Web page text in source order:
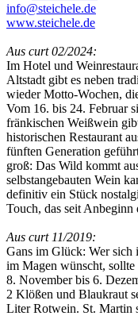
info@steichele.de
www.steichele.de
Aus curt 02/2024:
Im Hotel und
Altstadt gibt es neben
wieder Motto-Wochen,
Vom 16. bis 24. Februar
fränkischen Weißwein
historischen Restaurant
fünften Generation
groß: Das Wild kommt
selbstangebauten Wein
definitiv ein Stück
Touch, das seit
Aus curt 11/2019:
Gans im Glück: Wer sich
im Magen wünscht, sollte
8. November bis 6.
2 Klößen und Blaukraut
Liter Rotwein. St. Martin